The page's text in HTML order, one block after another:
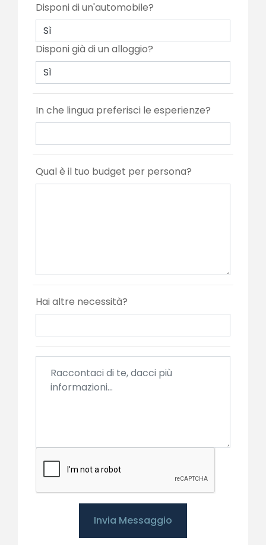
Disponi di un'automobile?
Sì
Disponi già di un alloggio?
Sì
In che lingua preferisci le esperienze?
Qual è il tuo budget per persona?
Hai altre necessità?
Invia Messaggio